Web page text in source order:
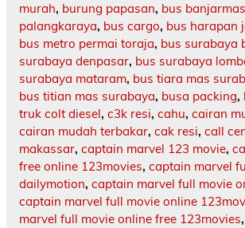
murah, burung papasan, bus
palangkaraya, bus cargo, bus harapan
bus metro permai toraja, bus surabaya
surabaya denpasar, bus surabaya
surabaya mataram, bus tiara mas
bus titian mas surabaya, busa packing,
truk colt diesel, c3k resi, cahu, cairan
cairan mudah terbakar, cak resi, call
makassar, captain marvel 123 movie,
free online 123movies, captain marvel
dailymotion, captain marvel full movie
captain marvel full movie online
marvel full movie online free 123movies,